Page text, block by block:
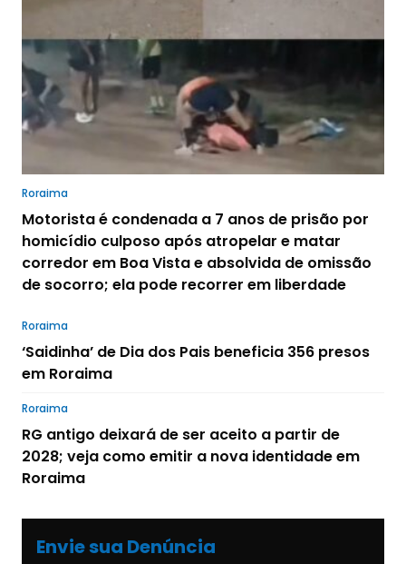
Roraima
Motorista é condenada a 7 anos de prisão por
homicídio culposo após atropelar e matar
corredor em Boa Vista e absolvida de omissão
de socorro; ela pode recorrer em liberdade
Roraima
‘Saidinha’ de Dia dos Pais beneficia 356 presos
em Roraima
Roraima
RG antigo deixará de ser aceito a partir de
2028; veja como emitir a nova identidade em
Roraima
Envie sua Denúncia